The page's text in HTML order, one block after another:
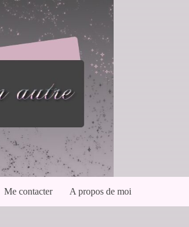
Me contacter A propos de moi